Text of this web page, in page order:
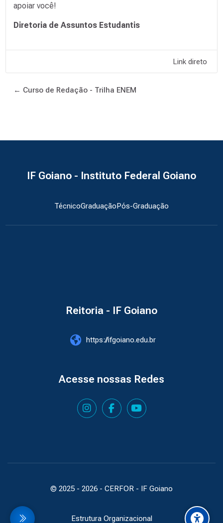
apoiar você!
Diretoria de Assuntos Estudantis
Link direto
← Curso de Redação - Trilha ENEM
IF Goiano - Instituto Federal Goiano
TécnicoGraduaçãoPós-Graduação
Reitoria - IF Goiano
https://ifgoiano.edu.br
Acesse nossas Redes
© 2025 - 2026 - CERFOR - IF Goiano
Estrutura Organizacional